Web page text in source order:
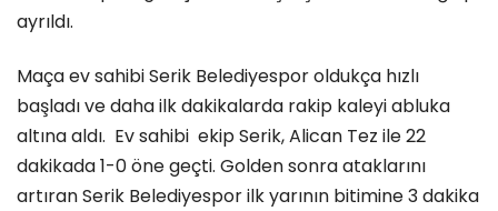
ayrıldı.
Maça ev sahibi Serik Belediyespor oldukça hızlı
başladı ve daha ilk dakikalarda rakip kaleyi abluka
altına aldı. Ev sahibi ekip Serik, Alican Tez ile 22
dakikada 1-0 öne geçti. Golden sonra ataklarını
artıran Serik Belediyespor ilk yarının bitimine 3 dakika